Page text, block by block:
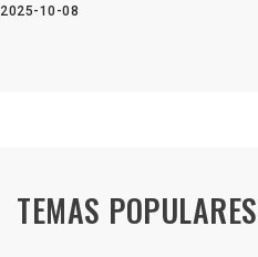
2025-10-08
TEMAS POPULARES